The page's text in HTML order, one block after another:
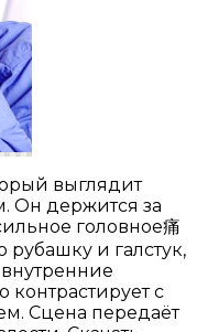
выглядит
Он держится за
головное痛
и галстук,
с
Сцена передаёт